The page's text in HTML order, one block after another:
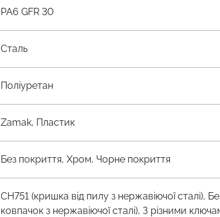
PA6 GFR 30
Сталь
Поліуретан
Zamak, Пластик
Без покриття, Хром, Чорне покриття
CH751 (кришка від пилу з нержавіючої
ковпачок з нержавіючої сталі), З різними